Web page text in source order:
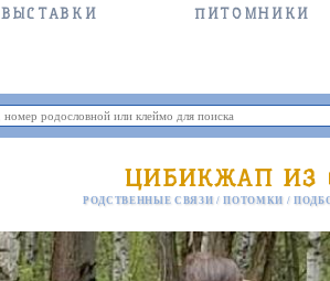
ВЫСТАВКИ ПИТОМНИКИ
ЦИБИКЖАП ИЗ
РОДСТВЕННЫЕ СВЯЗИ /ПОТОМКИ /